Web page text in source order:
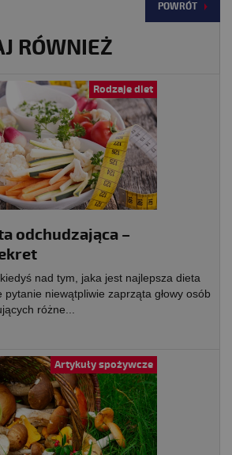
POWRÓT
RÓWNIEŻ
Rodzaje diet
odchudzająca –
nad tym, jaka jest najlepsza dieta
pytanie niewątpliwie zaprząta głowy osób
różne...
Artykuły spożywcze